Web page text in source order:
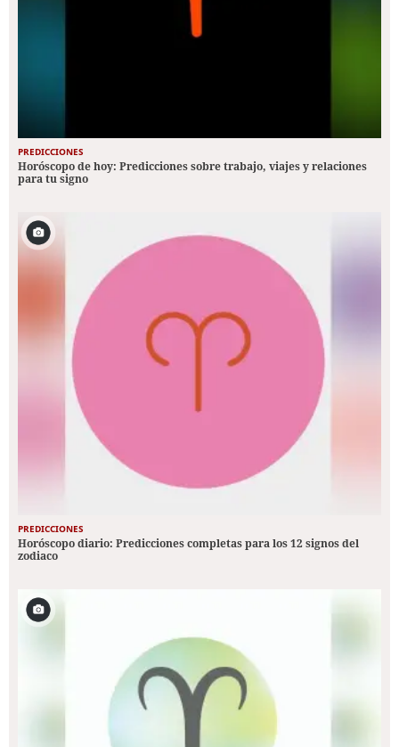
PREDICCIONES
Horóscopo de hoy: Predicciones sobre trabajo, viajes y relaciones
para tu signo
PREDICCIONES
Horóscopo diario: Predicciones completas para los 12 signos del
zodiaco